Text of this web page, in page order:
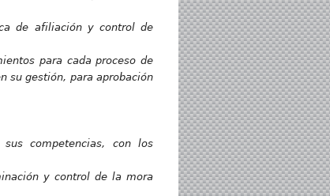
de afiliación y control de
para cada proceso de
su gestión, para aprobación
competencias, con los
y control de la mora